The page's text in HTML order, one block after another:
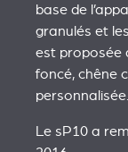
base de
granulés et
est proposée
foncé, chêne
personnalisée.
Le sP10 a